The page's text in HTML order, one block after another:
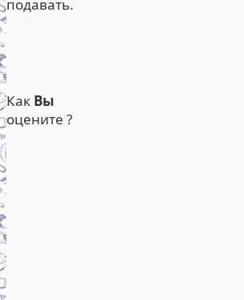
подавать.
Как Вы
оцените ?